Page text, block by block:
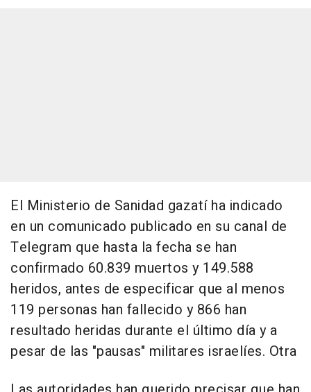
El Ministerio de Sanidad gazatí ha indicado
en un comunicado publicado en su canal de
Telegram que hasta la fecha se han
confirmado 60.839 muertos y 149.588
heridos, antes de especificar que al menos
119 personas han fallecido y 866 han
resultado heridas durante el último día y a
pesar de las "pausas" militares israelíes. Otra